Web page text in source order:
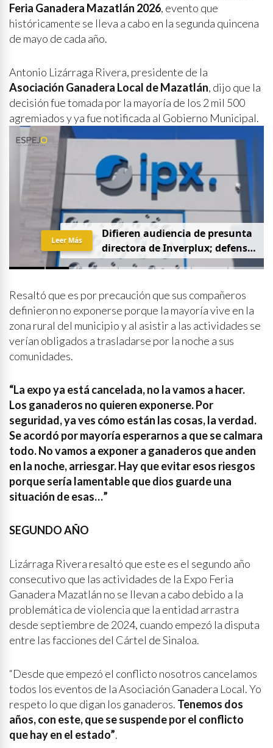
Feria Ganadera Mazatlán 2026, evento que
históricamente se lleva a cabo en la segunda quincena
de mayo de cada año.
Antonio Lizárraga Rivera, presidente de la
Asociación Ganadera Local de Mazatlán, dijo que la
decisión fue tomada por la mayoría de los 2 mil 500
agremiados y ya fue notificada al Gobierno Municipal.
Difieren audiencia de presunta
directora deInverplux; defensa
pidequeseaprivadaysin
Leer Más
Resaltó que es por precaución que sus compañeros
definieron no exponerse porque la mayoría vive en la
zona rural del municipio y al asistir a las actividades se
verían obligados a trasladarse por la noche a sus
comunidades.
“La expo ya está cancelada, no la vamos a hacer.
Los ganaderos no quieren exponerse. Por
seguridad, ya ves cómo están las cosas, la verdad.
Se acordó por mayoría esperarnos a que se calmara
todo. No vamos a exponer a ganaderos que anden
en la noche, arriesgar. Hay que evitar esos riesgos
porque sería lamentable que dios guarde una
situación de esas…”
SEGUNDO AÑO
Lizárraga Rivera resaltó que este es el segundo año
consecutivo que las actividades de la Expo Feria
Ganadera Mazatlán no se llevan a cabo debido a la
problemática de violencia que la entidad arrastra
desde septiembre de 2024, cuando empezó la disputa
entre las facciones del Cártel de Sinaloa.
“Desde que empezó el conflicto nosotros cancelamos
todos los eventos de la Asociación Ganadera Local. Yo
respeto lo que digan los ganaderos. Tenemos dos
años, con este, que se suspende por el conflicto
que hay en el estado”.